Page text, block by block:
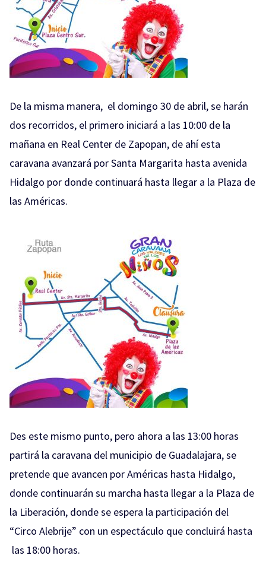
De la misma manera, el domingo 30 de abril, se harán
dos recorridos, el primero iniciará a las 10:00 de la
mañana en Real Center de Zapopan, de ahí esta
caravana avanzará por Santa Margarita hasta avenida
Hidalgo por donde continuará hasta llegar a la Plaza de
las Américas.
Des este mismo punto, pero ahora a las 13:00 horas
partirá la caravana del municipio de Guadalajara, se
pretende que avancen por Américas hasta Hidalgo,
donde continuarán su marcha hasta llegar a la Plaza de
la Liberación, donde se espera la participación del
“Circo Alebrije” con un espectáculo que concluirá hasta
las 18:00 horas.